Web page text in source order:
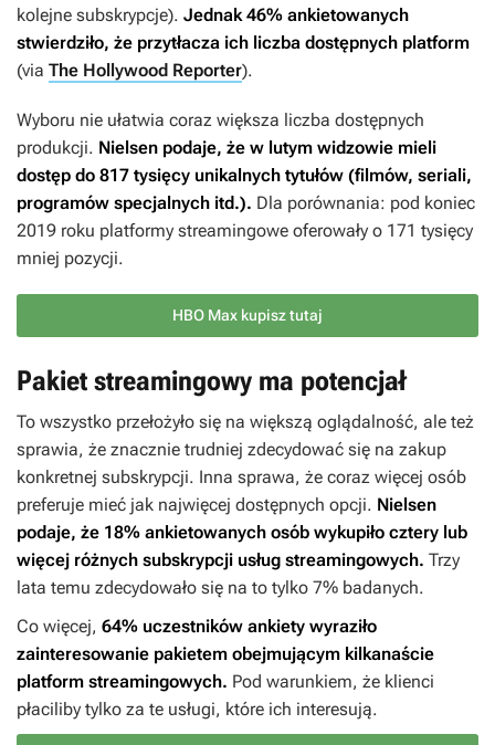
kolejne subskrypcje). Jednak 46% ankietowanych
stwierdziło, że przytłacza ich liczba dostępnych platform
(via The Hollywood Reporter).
Wyboru nie ułatwia coraz większa liczba dostępnych
produkcji. Nielsen podaje, że w lutym widzowie mieli
dostęp do 817 tysięcy unikalnych tytułów (filmów, seriali,
programów specjalnych itd.). Dla porównania: pod koniec
2019 roku platformy streamingowe oferowały o 171 tysięcy
mniej pozycji.
HBO Max kupisz tutaj
Pakiet streamingowy ma potencjał
To wszystko przełożyło się na większą oglądalność, ale też
sprawia, że znacznie trudniej zdecydować się na zakup
konkretnej subskrypcji. Inna sprawa, że coraz więcej osób
preferuje mieć jak najwięcej dostępnych opcji. Nielsen
podaje, że 18% ankietowanych osób wykupiło cztery lub
więcej różnych subskrypcji usług streamingowych. Trzy
lata temu zdecydowało się na to tylko 7% badanych.
Co więcej, 64% uczestników ankiety wyraziło
zainteresowanie pakietem obejmującym kilkanaście
platform streamingowych. Pod warunkiem, że klienci
płaciliby tylko za te usługi, które ich interesują.